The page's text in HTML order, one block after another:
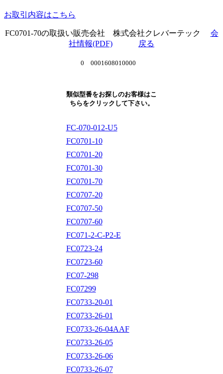
お取引内容はこちら
FC0701-70の取扱い販売会社 株式会社クレバーテック 会
社情報(PDF)
戻る
0 0001608010000
類似型番をお探しのお客様はこ
ちらをクリックして下さい。
FC-070-012-U5
FC0701-10
FC0701-20
FC0701-30
FC0701-70
FC0707-20
FC0707-50
FC0707-60
FC071-2-C-P2-E
FC0723-24
FC0723-60
FC07-298
FC07299
FC0733-20-01
FC0733-26-01
FC0733-26-04AAF
FC0733-26-05
FC0733-26-06
FC0733-26-07